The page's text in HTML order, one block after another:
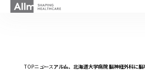
TOPニュース